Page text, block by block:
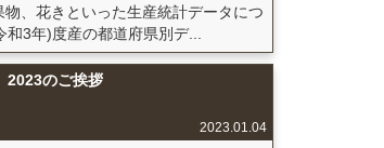
物、花きといった生産統計データにつ
3年)度産の都道府県別デ...
2023のご挨拶
2023.01.04